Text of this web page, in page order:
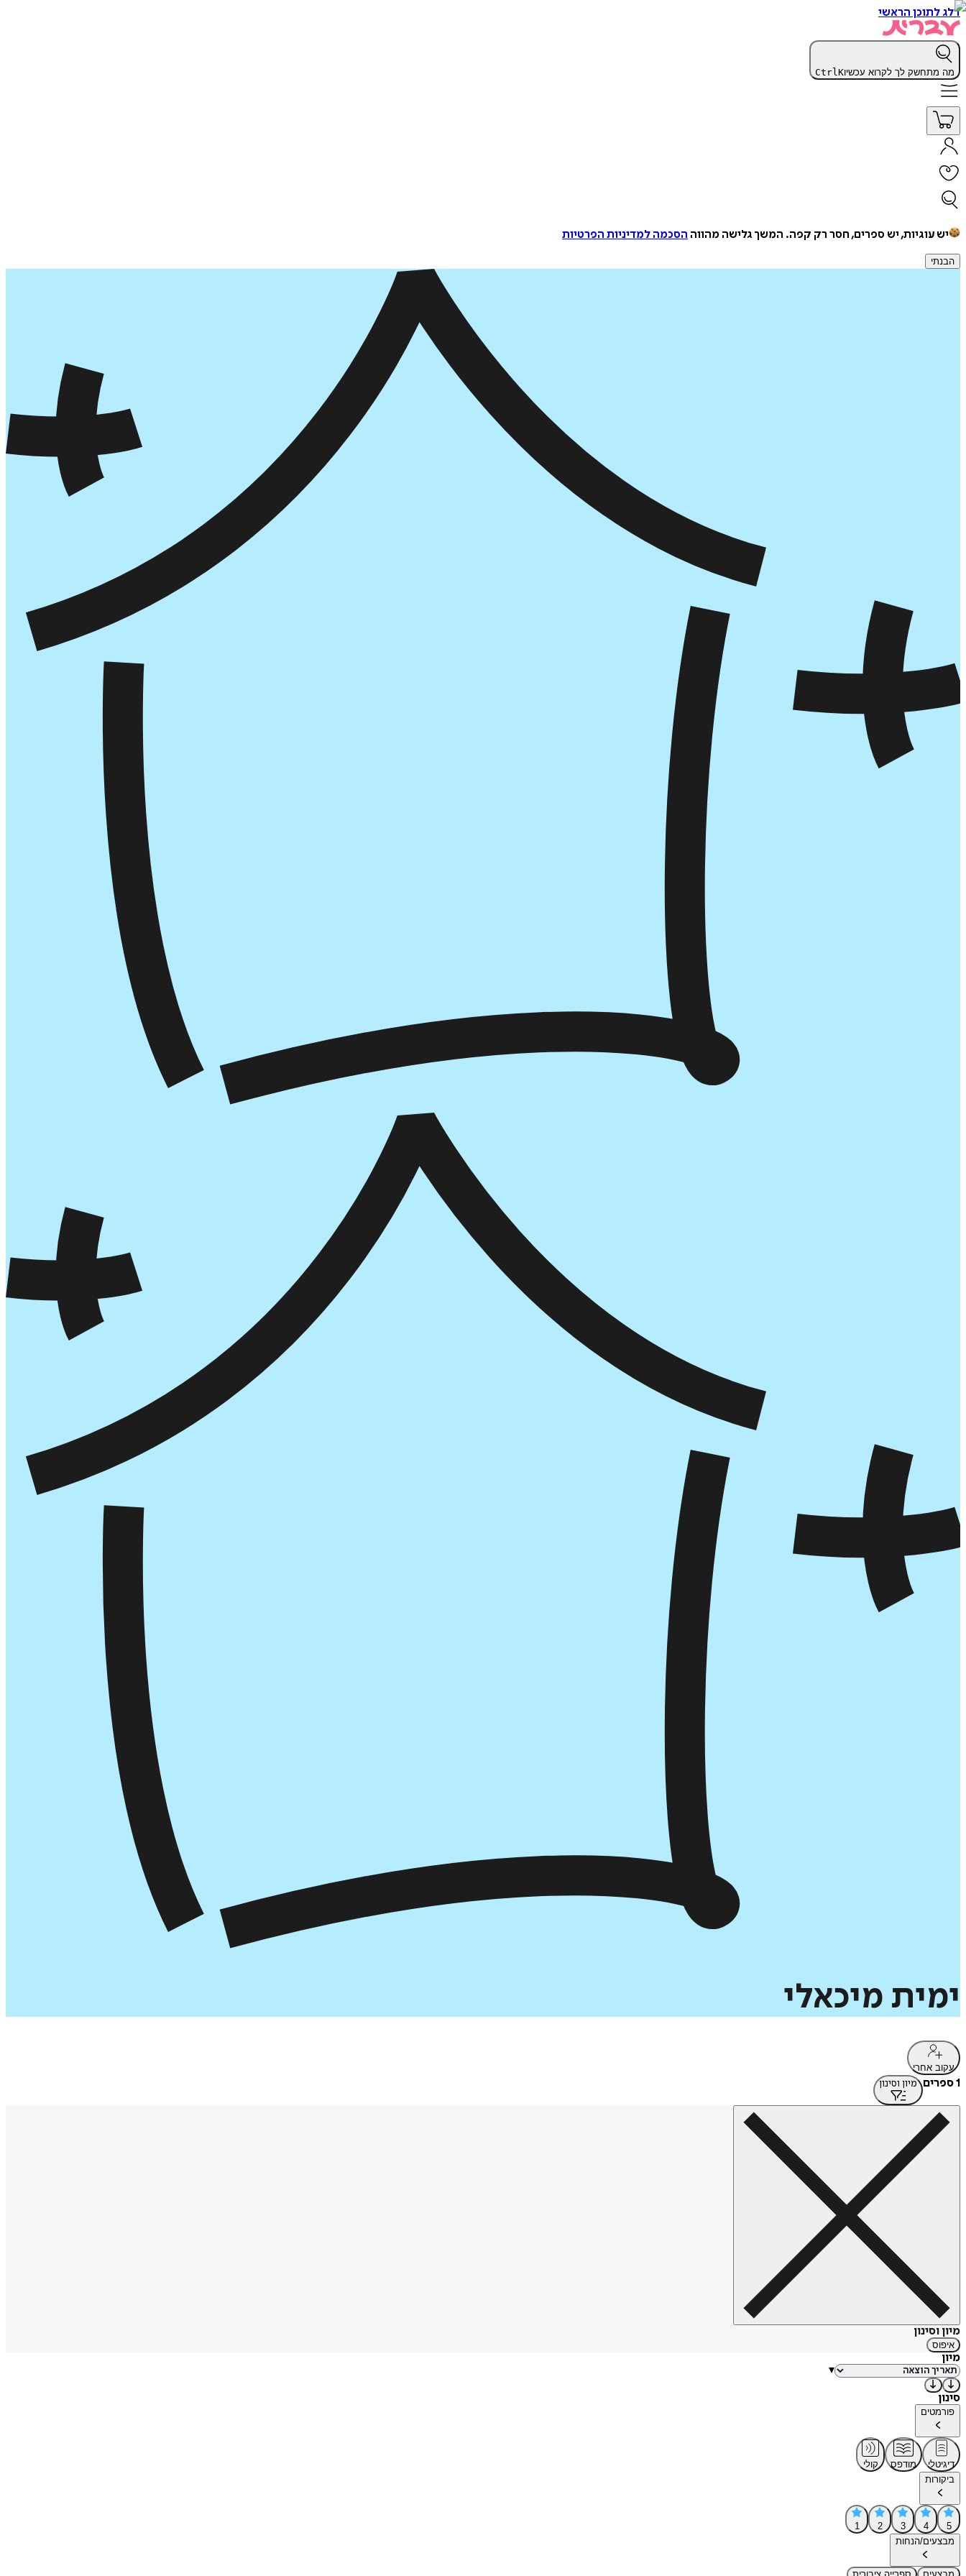
דלג לתוכן הראשי
מה מתחשק לך לקרוא עכשיו CtrlK
יש עוגיות, יש ספרים, חסר רק קפה. המשך גלישה מהווה הסכמה למדיניות הפרטיות
הבנתי
ימית מיכאלי
עקוב אחרי
1 ספרים מיון וסינון
מיון וסינון
איפוס
מיון
▾
סינון
פורמטים
דיגיטלי מודפס
קולי
ביקורות
5
4
3
2
1
מבצעים/הנחות